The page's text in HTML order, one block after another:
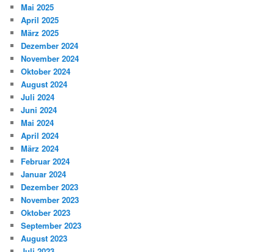
Mai 2025
April 2025
März 2025
Dezember 2024
November 2024
Oktober 2024
August 2024
Juli 2024
Juni 2024
Mai 2024
April 2024
März 2024
Februar 2024
Januar 2024
Dezember 2023
November 2023
Oktober 2023
September 2023
August 2023